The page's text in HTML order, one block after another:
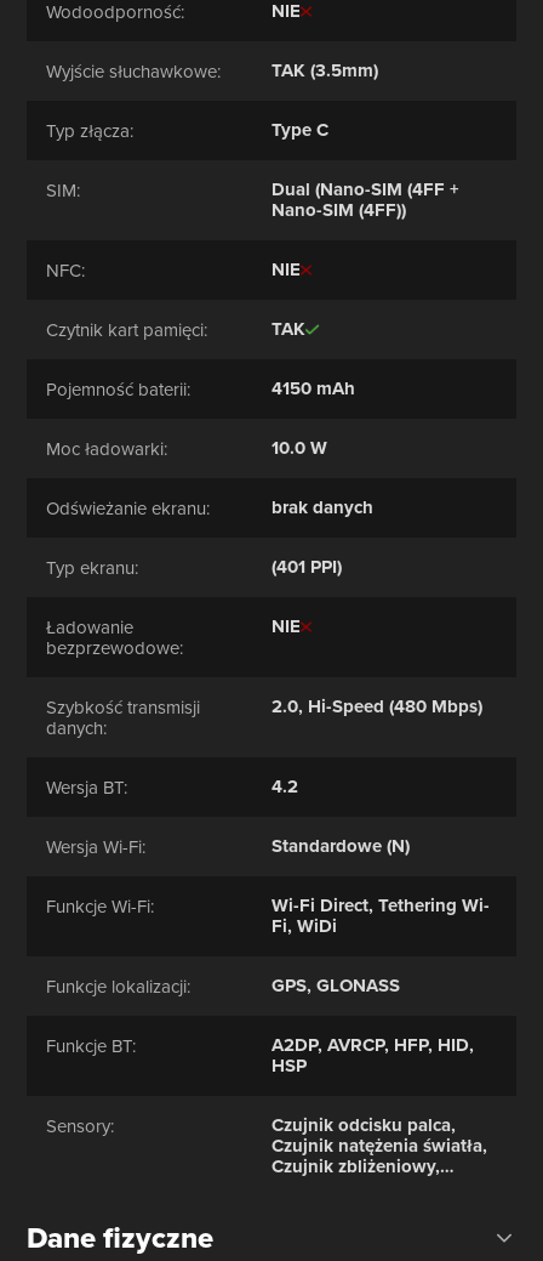
Wodoodporność: NIE
Wyjście słuchawkowe: TAK (3.5mm)
Typ złącza: Type C
SIM: Dual (Nano-SIM (4FF +
Nano-SIM (4FF))
NFC: NIE
Czytnik kart pamięci: TAK
Pojemność baterii: 4150 mAh
Moc ładowarki: 10.0 W
Odświeżanie ekranu: brak danych
Typ ekranu: (401 PPI)
Ładowanie
bezprzewodowe:
NIE
Szybkość transmisji
danych:
2.0, Hi-Speed (480 Mbps)
Wersja BT: 4.2
Wersja Wi-Fi: Standardowe (N)
Funkcje Wi-Fi: Wi-Fi Direct, Tethering Wi-
Fi, WiDi
Funkcje lokalizacji: GPS, GLONASS
Funkcje BT: A2DP, AVRCP, HFP, HID,
HSP
Sensory: Czujnik odcisku palca,
Czujnik natężenia światła,
Czujnik zbliżeniowy,
Dane fizyczne